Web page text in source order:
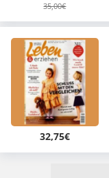
35,00€
32,75€